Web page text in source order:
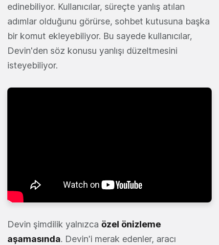
edinebiliyor. Kullanıcılar, süreçte yanlış atılan
adımlar olduğunu görürse, sohbet kutusuna başka
bir komut ekleyebiliyor. Bu sayede kullanıcılar,
Devin'den söz konusu yanlışı düzeltmesini
isteyebiliyor.
Devin şimdilik yalnızca özel önizleme
aşamasında. Devin'i merak edenler, aracı